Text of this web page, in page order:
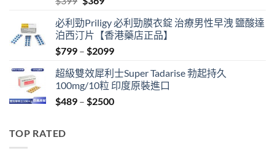
was:
$399.
is:
$369.
必利勁Priligy 必利勁膜衣錠 治療男性早洩 鹽酸達
泊西汀片【香港藥店正品】
$799 – $2099Price
$799
through
$2099
超級雙效犀利士Super Tadarise 勃起持久
100mg/10粒 印度原裝進口
$489 – $2500Price
TOP RATED